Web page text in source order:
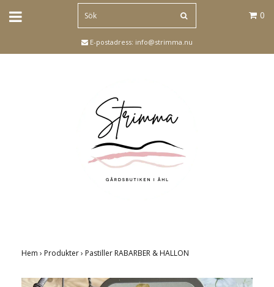
0
E-postadress: info@strimma.nu
Hem › Produkter› Pastiller RABARBER & HALLON